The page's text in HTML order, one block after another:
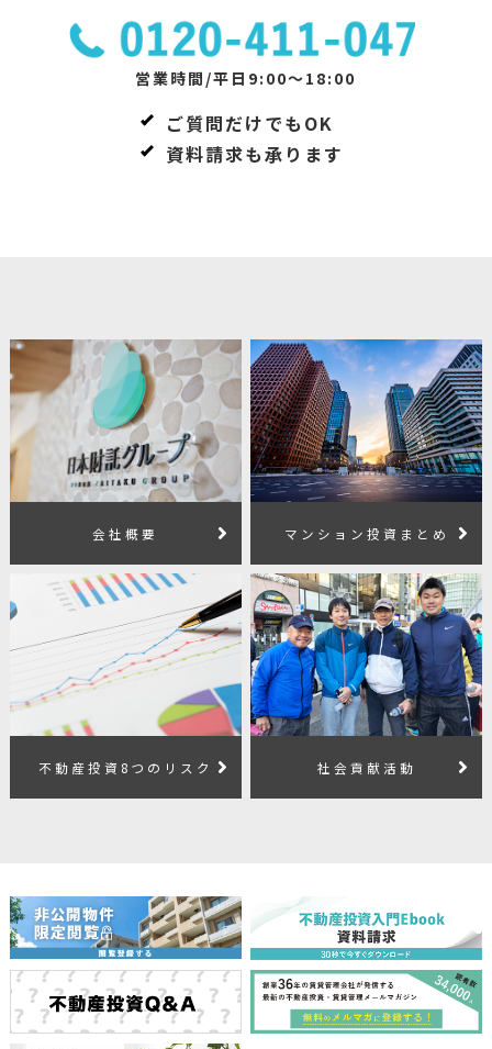
営業時間/平日9:00～18:00
ご質問だけでもOK
資料請求も承ります
会社概要 マンション投資まとめ
不動産投資8つのリスク 社会貢献活動